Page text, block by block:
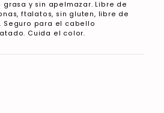
grasa y sin apelmazar. Libre de
ftalatos, sin gluten, libre de
Seguro para el cabello
Cuida el color.